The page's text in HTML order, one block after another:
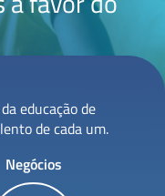
educação de
de cada um.
Negócios